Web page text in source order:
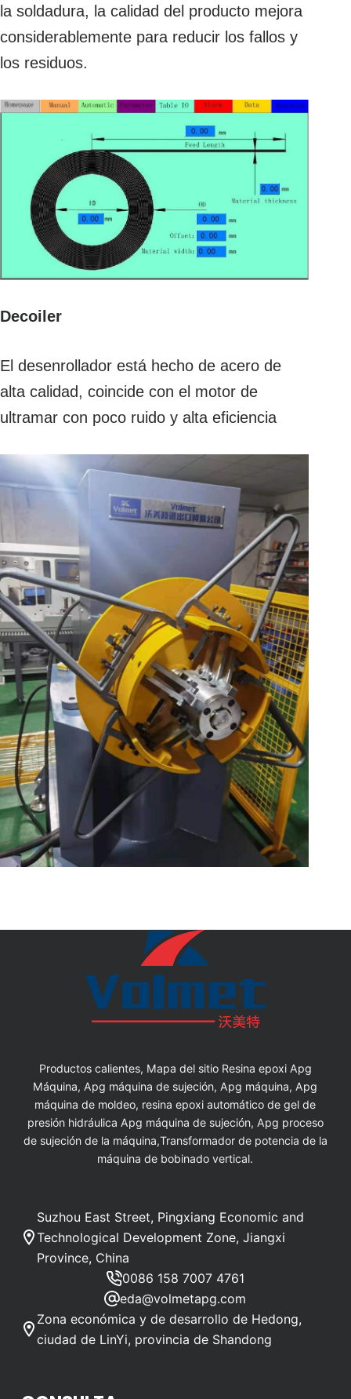
la soldadura, la calidad del producto mejora
considerablemente para reducir los fallos y
los residuos.
Decoiler
El desenrollador está hecho de acero de
alta calidad, coincide con el motor de
ultramar con poco ruido y alta eficiencia
Productos calientes, Mapa del sitio Resina epoxi Apg
Máquina, Apg máquina de sujeción, Apg máquina, Apg
máquina de moldeo, resina epoxi automático de gel de
presión hidráulica Apg máquina de sujeción, Apg proceso
de sujeción de la máquina,Transformador de potencia de la
máquina de bobinado vertical.
Suzhou East Street, Pingxiang Economic and
Technological Development Zone, Jiangxi
Province, China
0086 158 7007 4761
eda@volmetapg.com
Zona económica y de desarrollo de Hedong,
ciudad de LinYi, provincia de Shandong